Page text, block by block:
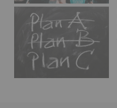
Obligatorio